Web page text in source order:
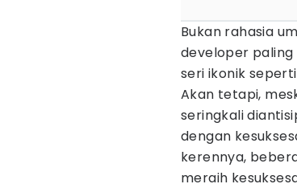
Bukan rahasia
developer paling
seri ikonik
Akan tetapi,
seringkali
dengan
kerennya,
meraih